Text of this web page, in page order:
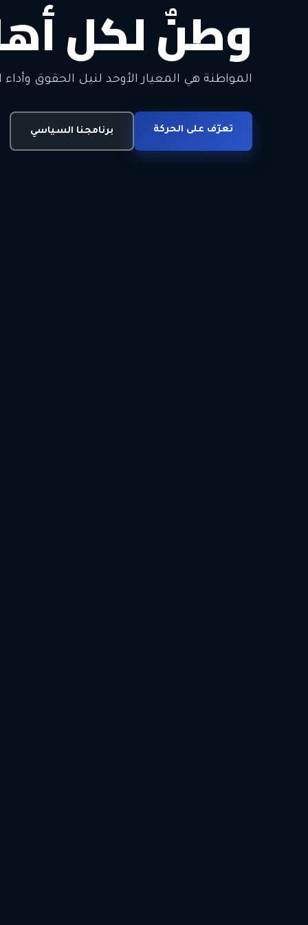
وطنٌ لكل
المواطنة هي المعيار الأوحد لنيل الحقوق وأداء
تعرّف على الحركة برنامجنا السياسي
معاً من أجل
الحرية • الوحدة • السلام • الديمقراطية
انضم للحركة اتصل بنا